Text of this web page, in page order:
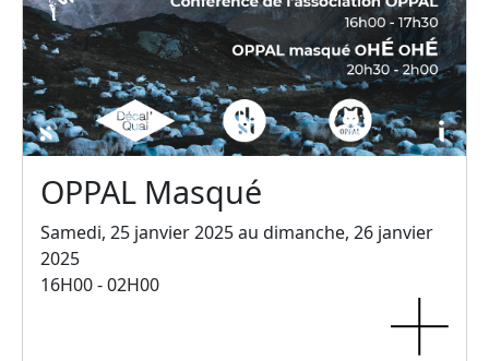
OPPAL Masqué
Samedi, 25 janvier 2025 au dimanche, 26 janvier
2025
16H00 - 02H00